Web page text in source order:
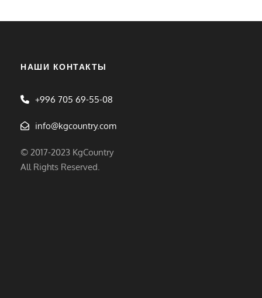
НАШИ КОНТАКТЫ
+996 705 69-55-08
info@kgcountry.com
© 2017-2023 KgCountry
All Rights Reserved.